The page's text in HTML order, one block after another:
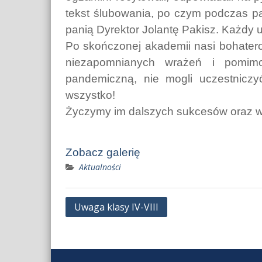
tekst ślubowania, po czym podczas
panią Dyrektor Jolantę Pakisz. Każdy
Po skończonej akademii nasi
niezapomnianych wrażeń i
pandemiczną, nie mogli
wszystko!
Życzymy im dalszych sukcesów oraz
Zobacz galerię
Aktualności
Nawigacja
Uwaga klasy IV-VIII